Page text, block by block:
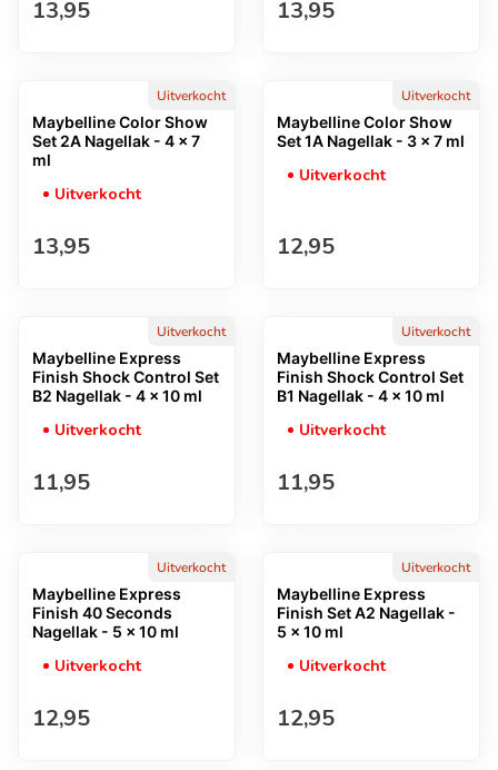
Normale prijs
13,95 Normale prijs
13,95
Uitverkocht
Maybelline Color Show
Set 2A Nagellak - 4 x 7
ml
Uitverkocht
Normale prijs
13,95
Uitverkocht
Maybelline Color Show
Set 1A Nagellak - 3 x 7 ml
Uitverkocht
Normale prijs
12,95
Uitverkocht
Maybelline Express
Finish Shock Control Set
B2 Nagellak - 4 x 10 ml
Uitverkocht
Normale prijs
11,95
Uitverkocht
Maybelline Express
Finish Shock Control Set
B1 Nagellak - 4 x 10 ml
Uitverkocht
Normale prijs
11,95
Uitverkocht
Maybelline Express
Finish 40 Seconds
Nagellak - 5 x 10 ml
Uitverkocht
Normale prijs
12,95
Uitverkocht
Maybelline Express
Finish Set A2 Nagellak -
5 x 10 ml
Uitverkocht
Normale prijs
12,95